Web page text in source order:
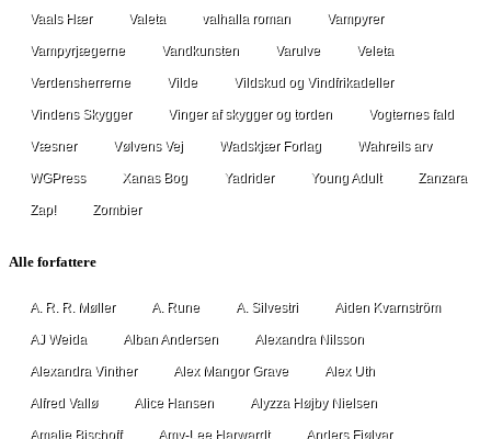
Vaals Hær Valeta valhalla roman Vampyrer
Vampyrjægerne Vandkunsten Varulve Veleta
Verdensherrerne Vilde Vildskud og Vindfrikadeller
Vindens Skygger Vinger af skygger og torden Vogternes fald
Væsner Vølvens Vej Wadskjær Forlag Wahreils arv
WGPress Xanas Bog Yadrider Young Adult Zanzara
Zap! Zombier
Alle forfattere
A. R. R. Møller A. Rune A. Silvestri Aiden Kvarnström
AJ Weida Alban Andersen Alexandra Nilsson
Alexandra Vinther Alex Mangor Grave Alex Uth
Alfred Vallø Alice Hansen Alyzza Højby Nielsen
Amalie Bischoff Amy-Lee Harwardt Anders Fjølvar